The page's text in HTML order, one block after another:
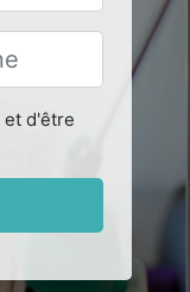
et d'être